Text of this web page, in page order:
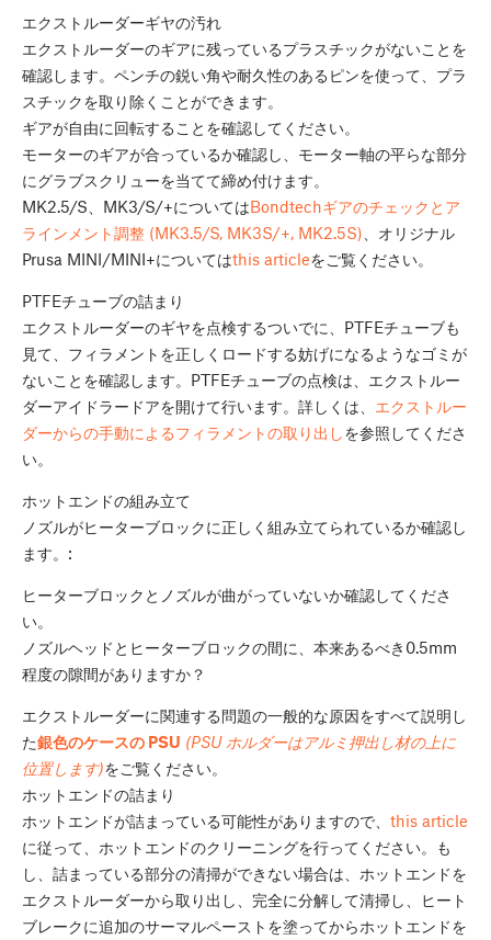
エクストルーダーギヤの汚れ
エクストルーダーのギアに残っているプラスチックがないことを
確認します。ペンチの鋭い角や耐久性のあるピンを使って、プラ
スチックを取り除くことができます。
ギアが自由に回転することを確認してください。
モーターのギアが合っているか確認し、モーター軸の平らな部分
にグラブスクリューを当てて締め付けます。
MK2.5/S、MK3/S/+についてはBondtechギアのチェックとア
ラインメント調整 (MK3.5/S, MK3S/+, MK2.5S) 、オリジナル
Prusa MINI/MINI+についてはthis articleをご覧ください。
PTFEチューブの詰まり
エクストルーダーのギヤを点検するついでに、PTFEチューブも
見て、フィラメントを正しくロードする妨げになるようなゴミが
ないことを確認します。PTFEチューブの点検は、エクストルー
ダーアイドラードアを開けて行います。詳しくは、 エクストルー
ダーからの手動によるフィラメントの取り出しを参照してくださ
い。
ホットエンドの組み立て
ノズルがヒーターブロックに正しく組み立てられているか確認し
ます。:
ヒーターブロックとノズルが曲がっていないか確認してくださ
い。
ノズルヘッドとヒーターブロックの間に、本来あるべき0.5mm
程度の隙間がありますか？
エクストルーダーに関連する問題の一般的な原因をすべて説明し
た銀色のケースの PSU (PSU ホルダーはアルミ押出し材の上に
位置します)をご覧ください。
ホットエンドの詰まり
ホットエンドが詰まっている可能性がありますので、 this article
に従って、ホットエンドのクリーニングを行ってください。も
し、詰まっている部分の清掃ができない場合は、ホットエンドを
エクストルーダーから取り出し、完全に分解して清掃し、ヒート
ブレークに追加のサーマルペーストを塗ってからホットエンドを